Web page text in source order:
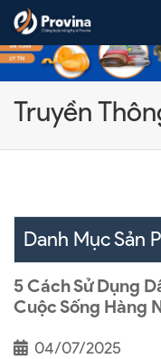
Skip to content
Truyền
Danh Mục Sản
5 Cách Sử Dụng
Cuộc Sống Hàng
04/07/2025